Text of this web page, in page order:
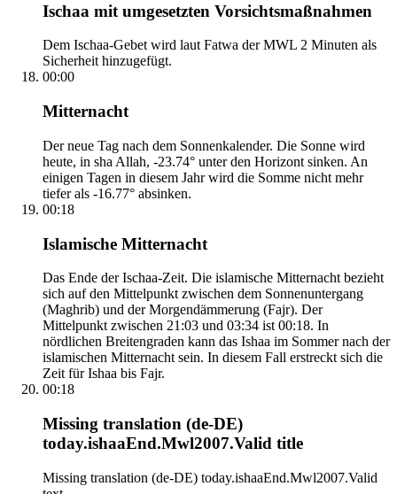
Ischaa mit umgesetzten Vorsichtsmaßnahmen
Dem Ischaa-Gebet wird laut Fatwa der MWL 2 Minuten als
Sicherheit hinzugefügt.
00:00
Mitternacht
Der neue Tag nach dem Sonnenkalender. Die Sonne wird
heute, in sha Allah, -23.74° unter den Horizont sinken. An
einigen Tagen in diesem Jahr wird die Somme nicht mehr
tiefer als -16.77° absinken.
00:18
Islamische Mitternacht
Das Ende der Ischaa-Zeit. Die islamische Mitternacht bezieht
sich auf den Mittelpunkt zwischen dem Sonnenuntergang
(Maghrib) und der Morgendämmerung (Fajr). Der
Mittelpunkt zwischen 21:03 und 03:34 ist 00:18. In
nördlichen Breitengraden kann das Ishaa im Sommer nach der
islamischen Mitternacht sein. In diesem Fall erstreckt sich die
Zeit für Ishaa bis Fajr.
00:18
Missing translation (de-DE)
today.ishaaEnd.Mwl2007.Valid title
Missing translation (de-DE) today.ishaaEnd.Mwl2007.Valid